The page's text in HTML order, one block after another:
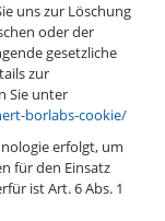
uns zur Löschung
oder der
gesetzliche
zur
Sie unter
borlabs-cookie/
erfolgt, um
für den Einsatz
ist Art. 6 Abs. 1